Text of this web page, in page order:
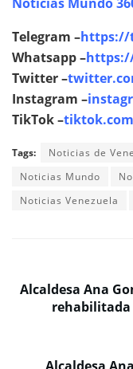
Telegram –https://
Whatsapp –
Twitter –
Instagram –
TikTok –
Tags: Noticias de
Noticias Mundo
Noticias Venezuela
Alcaldesa Ana
rehabilitada